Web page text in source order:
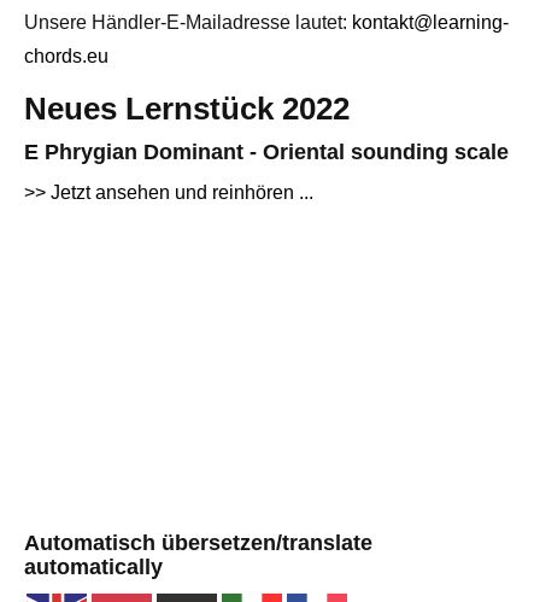
Unsere Händler-E-Mailadresse lautet: kontakt@learning-
chords.eu
Neues Lernstück 2022
E Phrygian Dominant - Oriental sounding scale
>> Jetzt ansehen und reinhören ...
Automatisch übersetzen/translate
automatically